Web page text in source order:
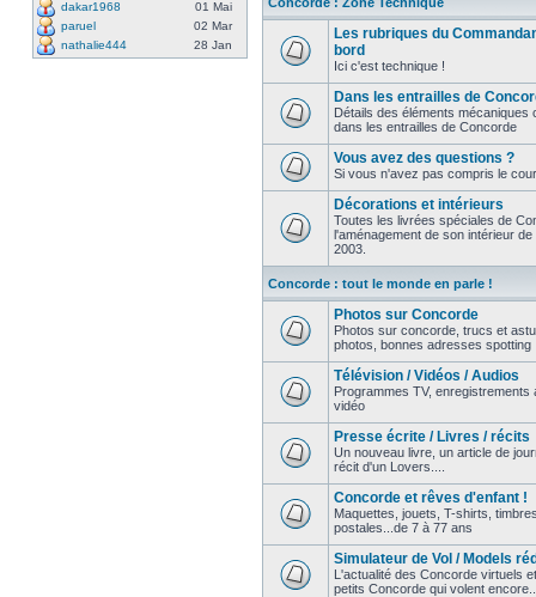
dakar1968
01 Mai
paruel
02 Mar
nathalie444
28 Jan
Les rubriques du
bord
Ici c'est technique !
Dans les entrailles de
Détails des éléments mécaniques
dans les entrailles de Concorde
Vous avez des questions ?
Si vous n'avez pas compris le
Décorations et intérieurs
Toutes les livrées spéciales de
l'aménagement de son intérieur de
2003.
Concorde : tout le monde en parle !
Photos sur Concorde
Photos sur concorde, trucs et
photos, bonnes adresses spotting
Télévision / Vidéos / Audios
Programmes TV, enregistrements
vidéo
Presse écrite / Livres / récits
Un nouveau livre, un article de
récit d'un Lovers....
Concorde et rêves d'enfant !
Maquettes, jouets, T-shirts,
postales...de 7 à 77 ans
Simulateur de Vol / Models
L'actualité des Concorde virtuels
petits Concorde qui volent